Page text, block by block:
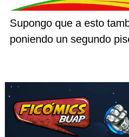
Supongo que a esto
poniendo un segundo